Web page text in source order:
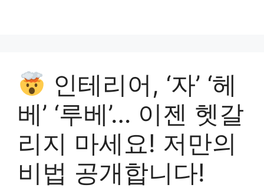
인테리어, ‘자’ ‘헤
베’ ‘루베’… 이젠 헷갈
리지 마세요! 저만의
비법 공개합니다!